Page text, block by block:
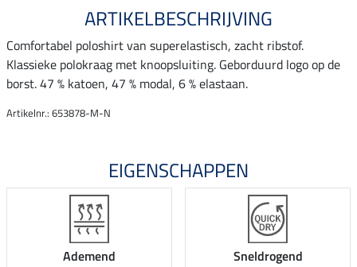
ARTIKELBESCHRIJVING
Comfortabel poloshirt van superelastisch, zacht ribstof.
Klassieke polokraag met knoopsluiting. Geborduurd logo op de
borst. 47 % katoen, 47 % modal, 6 % elastaan.
Artikelnr.: 653878-M-N
EIGENSCHAPPEN
Ademend Sneldrogend